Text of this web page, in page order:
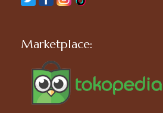
Marketplace: